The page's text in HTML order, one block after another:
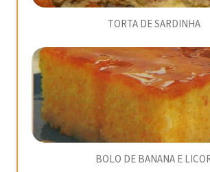
TORTA DE SARDINHA
BOLO DE BANANA E